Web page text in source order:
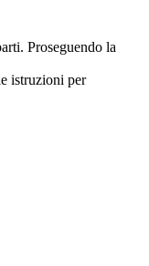
Proseguendo la
istruzioni per